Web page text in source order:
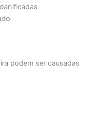
podem ser causadas